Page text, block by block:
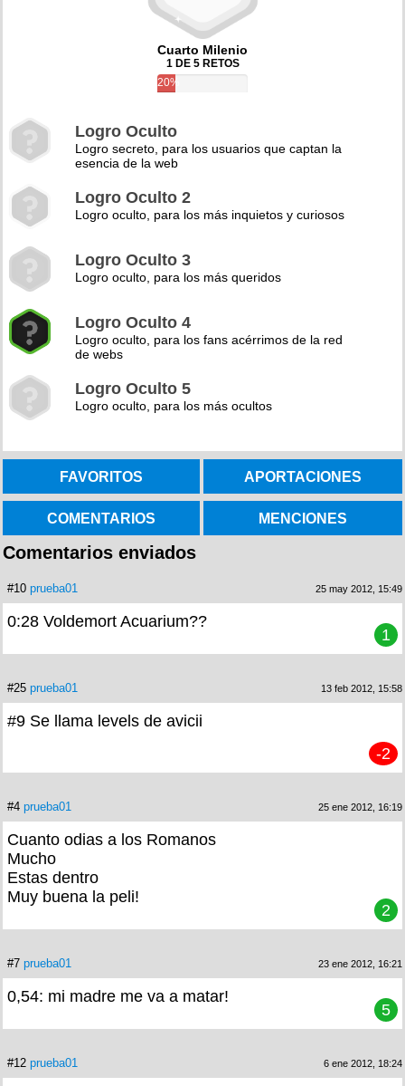
Cuarto Milenio
1 DE 5 RETOS
20%
Logro Oculto
Logro secreto, para los usuarios que captan la
esencia de la web
Logro Oculto 2
Logro oculto, para los más inquietos y curiosos
Logro Oculto 3
Logro oculto, para los más queridos
Logro Oculto 4
Logro oculto, para los fans acérrimos de la red
de webs
Logro Oculto 5
Logro oculto, para los más ocultos
FAVORITOS APORTACIONES
COMENTARIOS MENCIONES
Comentarios enviados
#10 prueba01 25 may 2012, 15:49
0:28 Voldemort Acuarium??
1
#25 prueba01 13 feb 2012, 15:58
#9 Se llama levels de avicii
-2
#4 prueba01 25 ene 2012, 16:19
Cuanto odias a los Romanos
Mucho
Estas dentro
Muy buena la peli!
2
#7 prueba01 23 ene 2012, 16:21
0,54: mi madre me va a matar!
5
#12 prueba01 6 ene 2012, 18:24